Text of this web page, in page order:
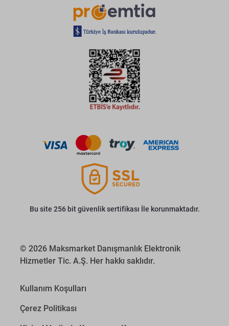
Bu site 256 bit güvenlik sertifikası İle korunmaktadır.
© 2026 Maksmarket Danışmanlık Elektronik
Hizmetler Tic. A.Ş. Her hakkı saklıdır.
Kullanım Koşulları
Çerez Politikası